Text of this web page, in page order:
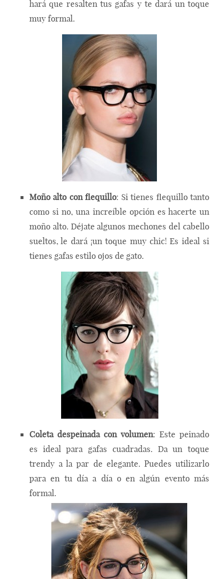
hará que resalten tus gafas y te dará un toque
muy formal.
Moño alto con flequillo: Si tienes flequillo tanto
como si no, una increíble opción es hacerte un
moño alto. Déjate algunos mechones del cabello
sueltos, le dará ¡un toque muy chic! Es ideal si
tienes gafas estilo ojos de gato.
Coleta despeinada con volumen: Este peinado
es ideal para gafas cuadradas. Da un toque
trendy a la par de elegante. Puedes utilizarlo
para en tu día a día o en algún evento más
formal.